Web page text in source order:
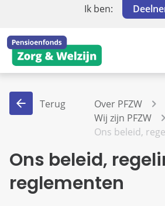
Ik ben:
Terug
Over PFZW
Wij zijn PFZW
Ons beleid,
Ons beleid,
reglementen